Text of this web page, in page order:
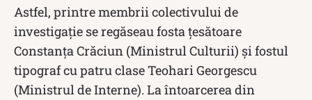
Astfel, printre membrii colectivului de
investigaţie se regăseau fosta ţesătoare
Constanţa Crăciun (Ministrul Culturii) şi fostul
tipograf cu patru clase Teohari Georgescu
(Ministrul de Interne). La întoarcerea din